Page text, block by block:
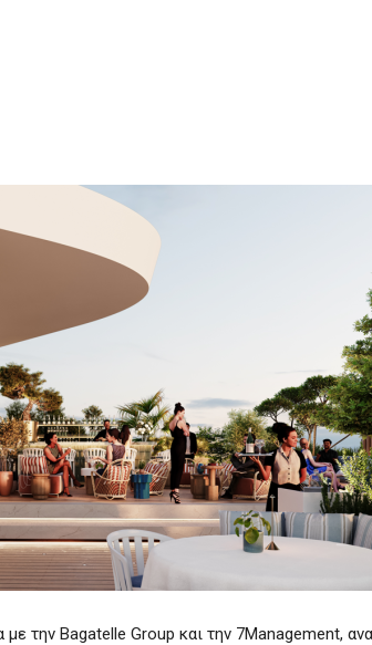
την Bagatelle Group και την 7Management,